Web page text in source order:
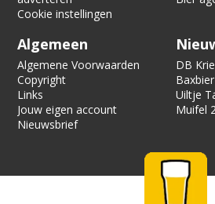
Cookie instellingen
Algemeen
Algemene Voorwaarden
Copyright
Links
Jouw eigen account
Nieuwsbrief
DB
Strata
Uiltje
the
Muifel